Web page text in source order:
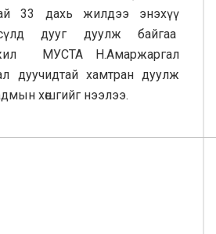
33 дахь жилдээ энэхүү
дууг дуулж байгаа
МУСТА Н.Амаржаргал
дуучидтай хамтран дуулж
хөшгийг нээлээ.